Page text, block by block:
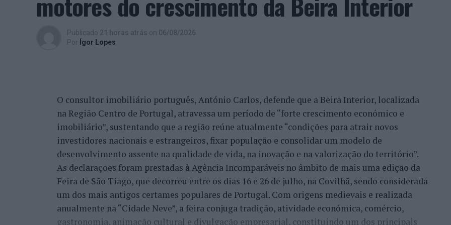
Uma Bienal que “consolida a estratégia de crescimento internacional” de Castelo
Em entrevista exclusiva à Agência Incomparáveis, Sónia Abreu, chefe da Divisão de Museus e
“A ‘Bienal de Artes e Ofícios’ vem na linha de continuidade do desenvolvimento desta
participação do município de Castelo Branco na ‘Rede das Cidades Criativas’. Temos uma
programação que está alocada a esta chancela e, dentro dessa programação, está também o
desenvolvimento desta ‘Bienal Internacional de Artes e Ofícios’”, referiu esta responsável,
que aproveitou para recordar que o município já promoveu anteriormente outras iniciativas
internacionais associadas à distinção da UNESCO.
“Já se fizeram outras atividades, nomeadamente o ‘Encontro Internacional de Cidades
Criativas e Desenvolvimento Sustentável’, o ‘Fórum Ibero-Americano das Cidades Criativas’
Publicado 21 horas atrás on 06/08/2026
Por Ígor Lopes
O consultor imobiliário português, António Carlos, defende que a Beira Interior, localizada
na Região Centro de Portugal, atravessa um período de “forte crescimento económico e
imobiliário”, sustentando que a região reúne atualmente “condições para atrair novos
investidores nacionais e estrangeiros, fixar população e consolidar um modelo de
desenvolvimento assente na qualidade de vida, na inovação e na valorização do território”.
As declarações foram prestadas à Agência Incomparáveis no âmbito de mais uma edição da
Feira de São Tiago, que decorreu entre os dias 16 e 26 de julho, na Covilhã, sendo considerada
um dos mais antigos certames populares de Portugal. Com origens medievais e realizada
anualmente na “Cidade Neve”, a feira conjuga tradição, atividade económica, comércio,
gastronomia, animação cultural e divulgação empresarial, constituindo um dos principais